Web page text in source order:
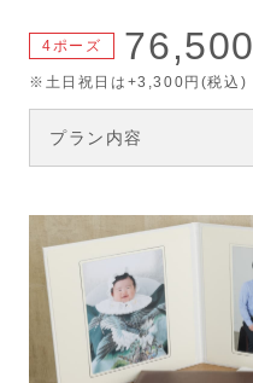
4ポーズ 76,500
※土日祝日は+3,300円(税込)
プラン内容